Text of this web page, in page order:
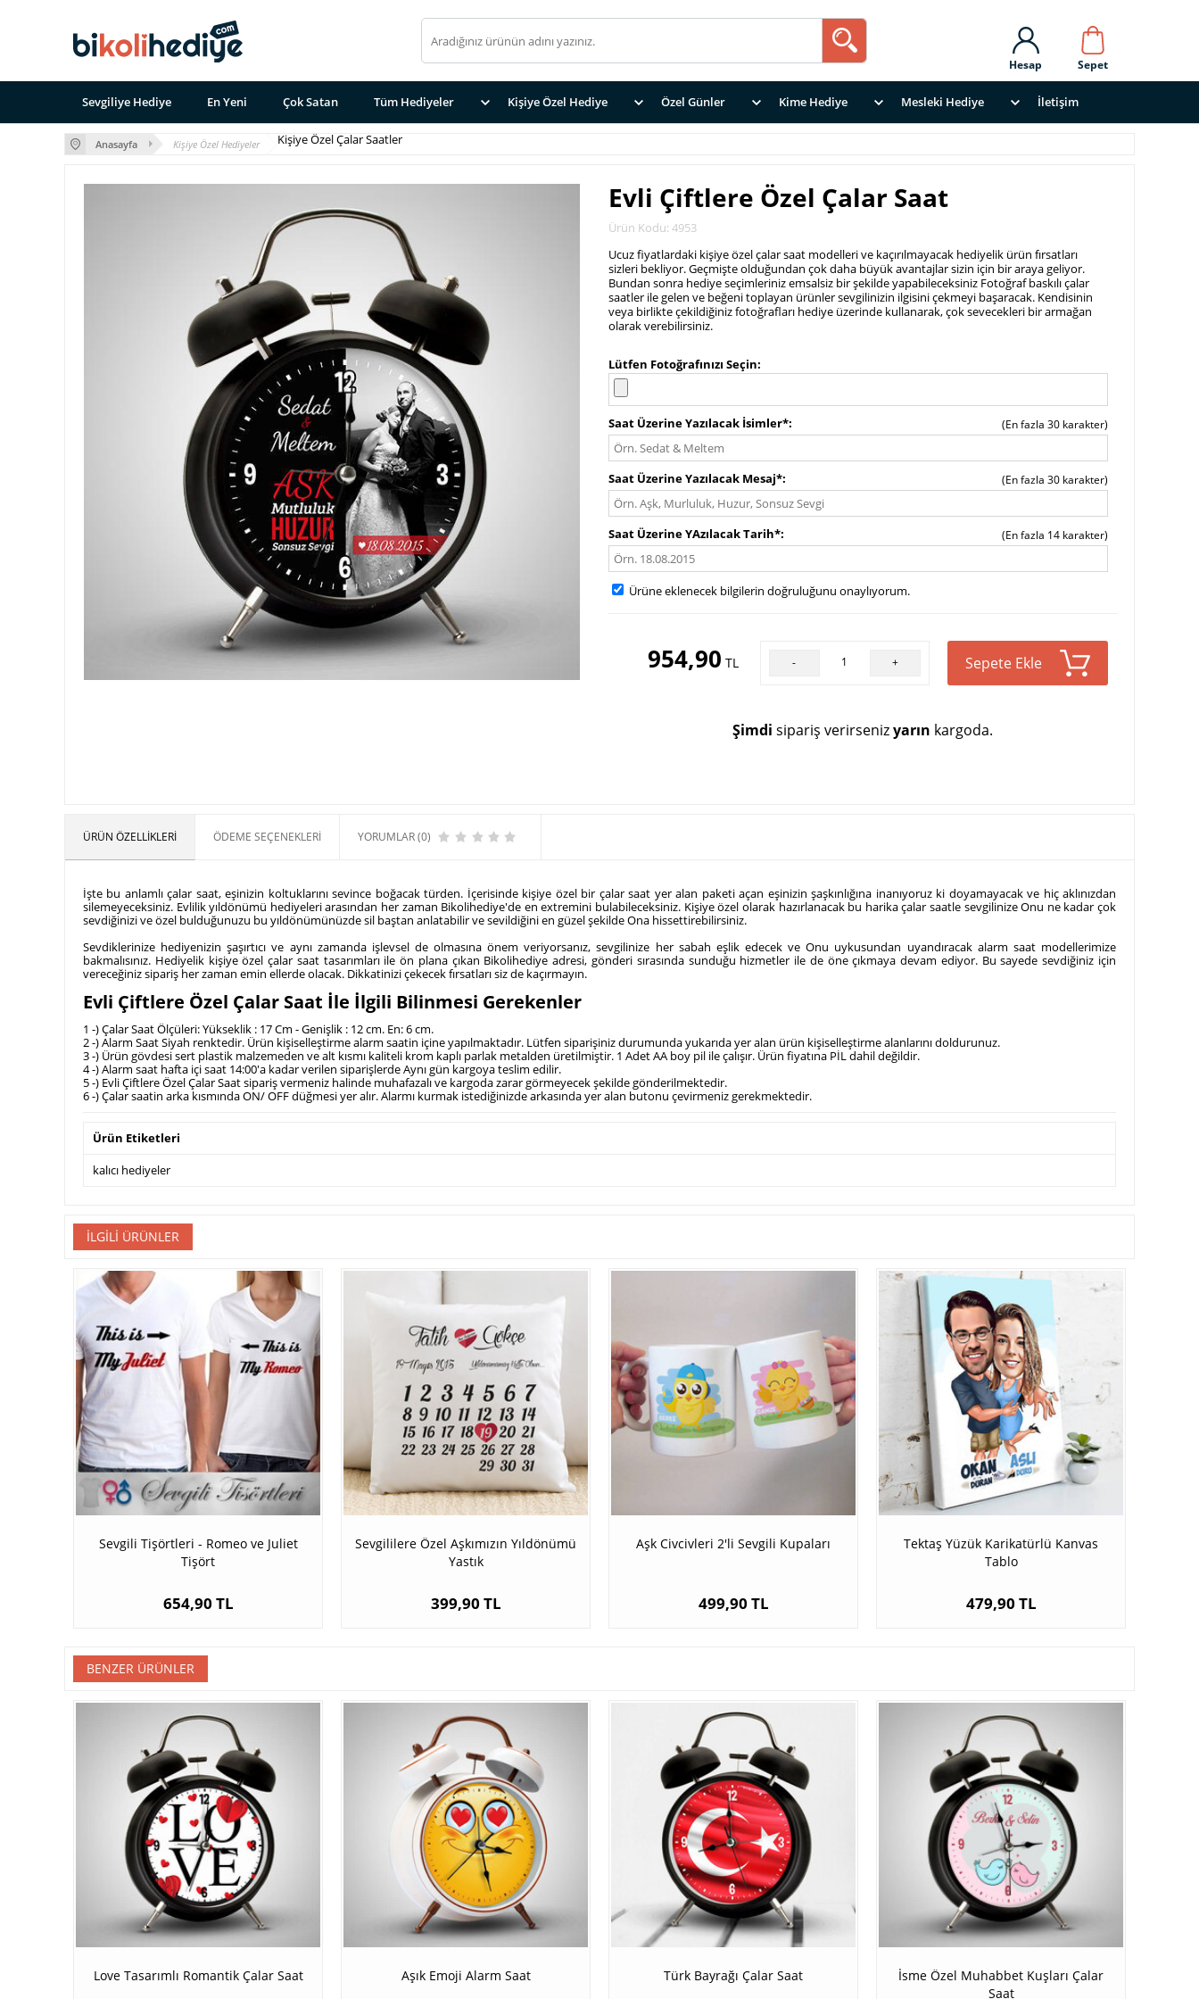
Sepet
Hesap
Sevgiliye Hediye En Yeni Çok Satan Tüm Hediyeler Kişiye Özel Hediye Özel Günler Kime Hediye Mesleki Hediye İletişim
Anasayfa Kişiye Özel Hediyeler Kişiye Özel Çalar Saatler
Evli Çiftlere Özel Çalar Saat
Ürün Kodu: 4953
Ucuz fiyatlardaki kişiye özel çalar saat modelleri ve kaçırılmayacak hediyelik ürün fırsatları
sizleri bekliyor. Geçmişte olduğundan çok daha büyük avantajlar sizin için bir araya geliyor.
Bundan sonra hediye seçimleriniz emsalsiz bir şekilde yapabileceksiniz Fotoğraf baskılı çalar
saatler ile gelen ve beğeni toplayan ürünler sevgilinizin ilgisini çekmeyi başaracak. Kendisinin
veya birlikte çekildiğiniz fotoğrafları hediye üzerinde kullanarak, çok sevecekleri bir armağan
olarak verebilirsiniz.
Lütfen Fotoğrafınızı Seçin
Saat Üzerine Yazılacak İsimler* (En fazla 30 karakter)
Saat Üzerine Yazılacak Mesaj* (En fazla 30 karakter)
Saat Üzerine YAzılacak Tarih* (En fazla 14 karakter)
Ürüne eklenecek bilgilerin doğruluğunu onaylıyorum.
954,90 TL - + Sepete Ekle
Şimdi sipariş verirsenizyarın kargoda.
ÜRÜN ÖZELLIKLERI ÖDEME SEÇENEKLERI YORUMLAR (0)
İşte bu anlamlı çalar saat, eşinizin koltuklarını sevince boğacak türden. İçerisinde kişiye özel bir çalar saat yer alan paketi açan eşinizin şaşkınlığına inanıyoruz ki doyamayacak ve hiç aklınızdan
silemeyeceksiniz. Evlilik yıldönümü hediyeleri arasından her zaman Bikolihediye'de en extremini bulabileceksiniz. Kişiye özel olarak hazırlanacak bu harika çalar saatle sevgilinize Onu ne kadar çok
sevdiğinizi ve özel bulduğunuzu bu yıldönümünüzde sil baştan anlatabilir ve sevildiğini en güzel şekilde Ona hissettirebilirsiniz.
Sevdiklerinize hediyenizin şaşırtıcı ve aynı zamanda işlevsel de olmasına önem veriyorsanız, sevgilinize her sabah eşlik edecek ve Onu uykusundan uyandıracak alarm saat modellerimize
bakmalısınız. Hediyelik kişiye özel çalar saat tasarımları ile ön plana çıkan Bikolihediye adresi, gönderi sırasında sunduğu hizmetler ile de öne çıkmaya devam ediyor. Bu sayede sevdiğiniz için
vereceğiniz sipariş her zaman emin ellerde olacak. Dikkatinizi çekecek fırsatları siz de kaçırmayın.
Evli Çiftlere Özel Çalar Saat İle İlgili Bilinmesi Gerekenler
1 -) Çalar Saat Ölçüleri: Yükseklik : 17 Cm - Genişlik : 12 cm. En: 6 cm.
2 -) Alarm Saat Siyah renktedir. Ürün kişiselleştirme alarm saatin içine yapılmaktadır. Lütfen siparişiniz durumunda yukarıda yer alan ürün kişiselleştirme alanlarını doldurunuz.
3 -) Ürün gövdesi sert plastik malzemeden ve alt kısmı kaliteli krom kaplı parlak metalden üretilmiştir. 1 Adet AA boy pil ile çalışır. Ürün fiyatına PİL dahil değildir.
4 -) Alarm saat hafta içi saat 14:00'a kadar verilen siparişlerde Aynı gün kargoya teslim edilir.
5 -) Evli Çiftlere Özel Çalar Saat sipariş vermeniz halinde muhafazalı ve kargoda zarar görmeyecek şekilde gönderilmektedir.
6 -) Çalar saatin arka kısmında ON/ OFF düğmesi yer alır. Alarmı kurmak istediğinizde arkasında yer alan butonu çevirmeniz gerekmektedir.
Ürün Etiketleri
kalıcı hediyeler
İLGILI ÜRÜNLER
Sevgili Tişörtleri - Romeo ve Juliet
Tişört
654,90 TL
Sevgililere Özel Aşkımızın Yıldönümü
Yastık
399,90 TL
Aşk Civcivleri 2'li Sevgili Kupaları
499,90 TL
Tektaş Yüzük Karikatürlü Kanvas
Tablo
479,90 TL
BENZER ÜRÜNLER
Love Tasarımlı Romantik Çalar Saat Aşık Emoji Alarm Saat Türk Bayrağı Çalar Saat
İsme Özel Muhabbet Kuşları Çalar
Saat